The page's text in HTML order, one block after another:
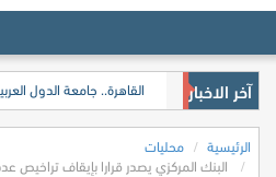
آخر الاخبار القاهرة.. جامعة الدول
الرئيسية
محليات
البنك المركزي يصدر قرارا بإيقاف